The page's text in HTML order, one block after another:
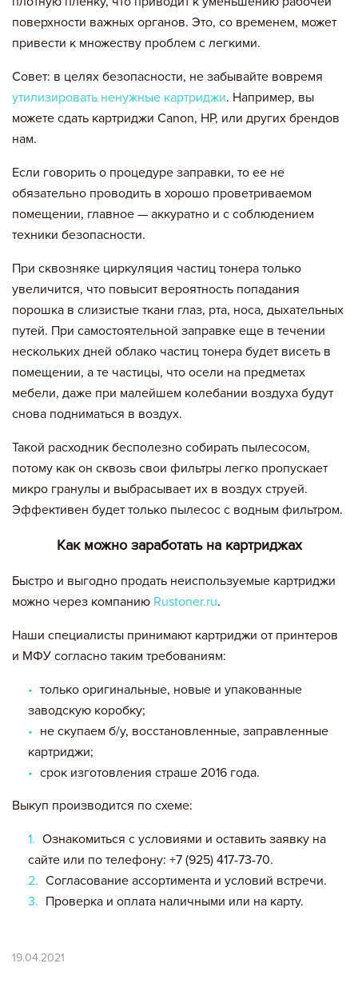
поверхности важных органов. Это, со временем, может
привести к множеству проблем с легкими.
Совет: в целях безопасности, не забывайте вовремя
утилизировать ненужные картриджи. Например, вы
можете сдать картриджи Canon, HP, или других брендов
нам.
Если говорить о процедуре заправки, то ее не
обязательно проводить в хорошо проветриваемом
помещении, главное — аккуратно и с соблюдением
техники безопасности.
При сквозняке циркуляция частиц тонера только
увеличится, что повысит вероятность попадания
порошка в слизистые ткани глаз, рта, носа, дыхательных
путей. При самостоятельной заправке еще в течении
нескольких дней облако частиц тонера будет висеть в
помещении, а те частицы, что осели на предметах
мебели, даже при малейшем колебании воздуха будут
снова подниматься в воздух.
Такой расходник бесполезно собирать пылесосом,
потому как он сквозь свои фильтры легко пропускает
микро гранулы и выбрасывает их в воздух струей.
Эффективен будет только пылесос с водным фильтром.
Как можно заработать на картриджах
Быстро и выгодно продать неиспользуемые картриджи
можно через компанию Rustoner.ru.
Наши специалисты принимают картриджи от принтеров
и МФУ согласно таким требованиям:
только оригинальные, новые и упакованные
заводскую коробку;
не скупаем б/у, восстановленные, заправленные
картриджи;
срок изготовления страше 2016 года.
Выкуп производится по схеме:
Ознакомиться с условиями и оставить заявку на
сайте или по телефону: +7 (925) 417-73-70.
Согласование ассортимента и условий встречи.
Проверка и оплата наличными или на карту.
19.04.2021